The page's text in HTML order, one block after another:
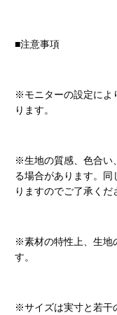
■注意事項
※モニターの設定によ
ります。
※生地の質感、色合い
る場合があります。同
りますのでご了承くだ
※素材の特性上、生地
す。
※サイズは実寸と若干